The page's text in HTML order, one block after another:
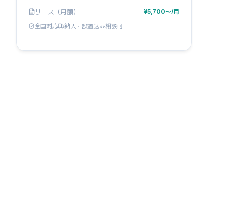
リース（月額） ¥5,700〜/月
全国対応 納入・設置込み相談可